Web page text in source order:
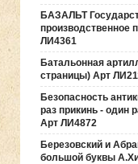
БАЗАЛЬТ
производственное
ЛИ4361
Батальонная
страницы) Арт
Безопасность
раз прикинь - один
Арт ЛИ4872
Березовский и
большой буквы